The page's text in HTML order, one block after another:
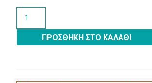
Κεϋλάνης
Ξυλάκι
ποσότηταΠΡΟΣΘΉΚΗ ΣΤΟ ΚΑΛΆΘΙ